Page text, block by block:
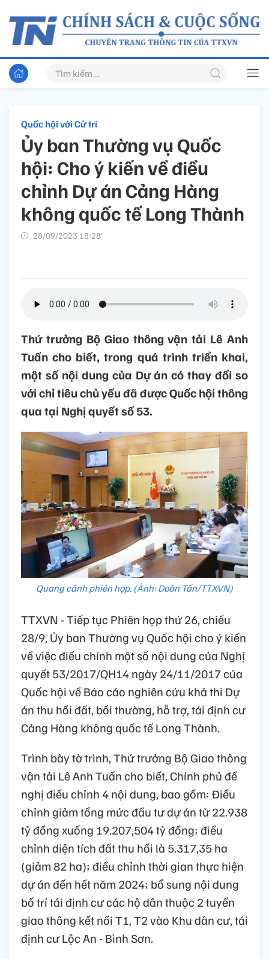
Quốc hội với Cử tri
Ủy ban Thường vụ Quốc
hội: Cho ý kiến về điều
chỉnh Dự án Cảng Hàng
không quốc tế Long Thành
28/09/2023 18:28’
Thứ trưởng Bộ Giao thông vận tải Lê Anh
Tuấn cho biết, trong quá trình triển khai,
một số nội dung của Dự án có thay đổi so
với chỉ tiêu chủ yếu đã được Quốc hội thông
qua tại Nghị quyết số 53.
Quang cảnh phiên họp. (Ảnh: Doãn Tấn/TTXVN)
TTXVN - Tiếp tục Phiên họp thứ 26, chiều
28/9, Ủy ban Thường vụ Quốc hội cho ý kiến
về việc điều chỉnh một số nội dung của Nghị
quyết 53/2017/QH14 ngày 24/11/2017 của
Quốc hội về Báo cáo nghiên cứu khả thi Dự
án thu hồi đất, bồi thường, hỗ trợ, tái định cư
Cảng Hàng không quốc tế Long Thành.
Trình bày tờ trình, Thứ trưởng Bộ Giao thông
vận tải Lê Anh Tuấn cho biết, Chính phủ đề
nghị điều chỉnh 4 nội dung, bao gồm: Điều
chỉnh giảm tổng mức đầu tư dự án từ 22.938
tỷ đồng xuống 19.207,504 tỷ đồng; điều
chỉnh diện tích đất thu hồi là 5.317,35 ha
(giảm 82 ha); điều chỉnh thời gian thực hiện
dự án đến hết năm 2024; bổ sung nội dung
bố trí tái định cư các hộ dân thuộc 2 tuyến
giao thông kết nối T1, T2 vào Khu dân cư, tái
định cư Lộc An - Bình Sơn.